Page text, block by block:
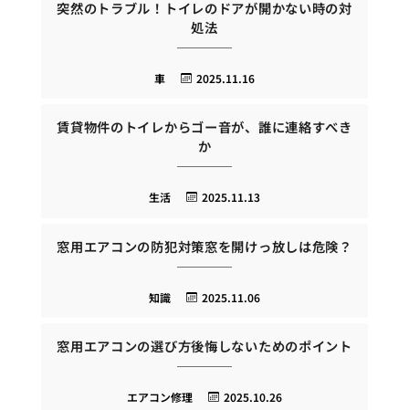
突然のトラブル！トイレのドアが開かない時の対
処法
2025.11.16
車
賃貸物件のトイレからゴー音が、誰に連絡すべき
か
2025.11.13
生活
窓用エアコンの防犯対策窓を開けっ放しは危険？
2025.11.06
知識
窓用エアコンの選び方後悔しないためのポイント
2025.10.26
エアコン修理